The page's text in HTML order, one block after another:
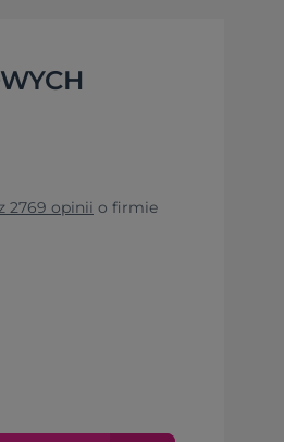
2769 opinii o firmie